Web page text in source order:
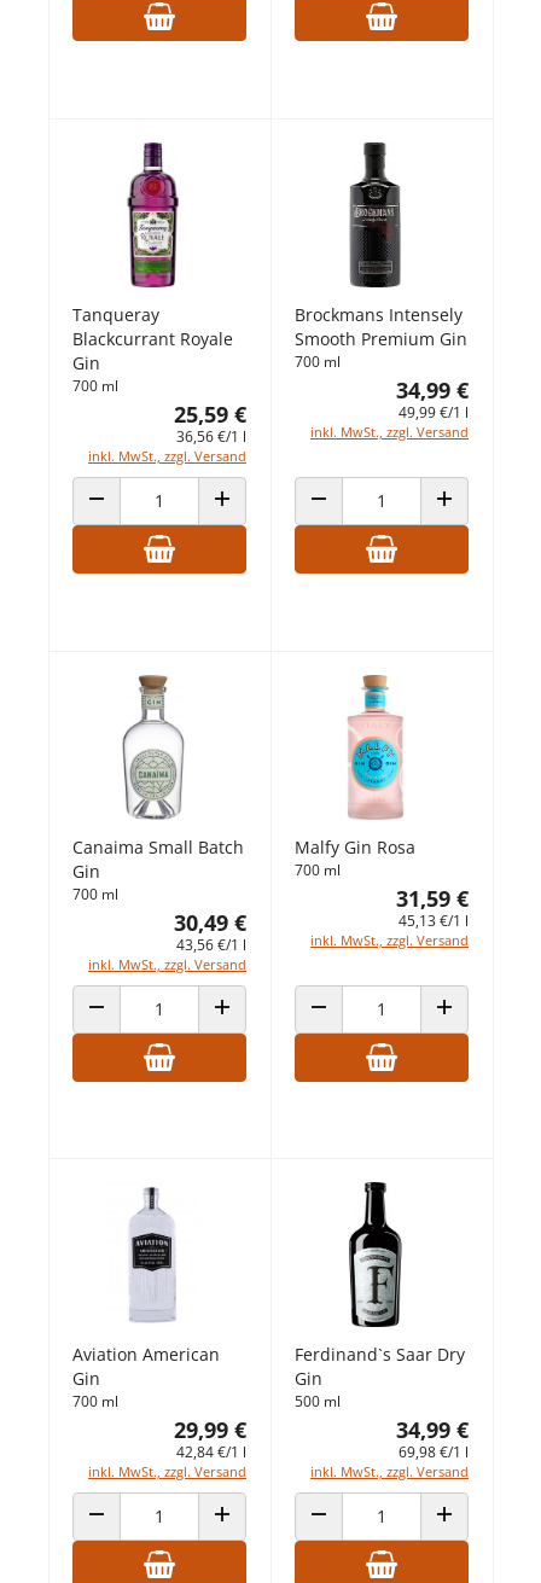
Tanqueray
Blackcurrant Royale
Gin
700 ml
25,59 €
36,56 €/1 l
inkl. MwSt., zzgl. Versand
ANZAHL VERRINGERNANZAHL ERHÖHEN
Brockmans Intensely
Smooth Premium Gin
700 ml
34,99 €
49,99 €/1 l
inkl. MwSt., zzgl. Versand
ANZAHL VERRINGERNANZAHL
Canaima Small Batch
Gin
700 ml
30,49 €
43,56 €/1 l
inkl. MwSt., zzgl. Versand
ANZAHL VERRINGERNANZAHL ERHÖHEN
Malfy Gin Rosa
700 ml
31,59 €
45,13 €/1 l
inkl. MwSt., zzgl. Versand
ANZAHL VERRINGERNANZAHL
Aviation American
Gin
700 ml
29,99 €
42,84 €/1 l
inkl. MwSt., zzgl. Versand
ANZAHL VERRINGERNANZAHL ERHÖHEN
Ferdinand`s Saar Dry
Gin
500 ml
34,99 €
69,98 €/1 l
inkl. MwSt., zzgl. Versand
ANZAHL VERRINGERNANZAHL